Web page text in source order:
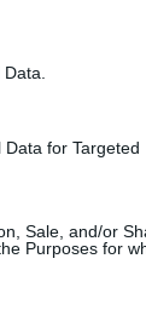
for Targeted
Sale, and/or
Purposes for
flussi e
tracciabili.